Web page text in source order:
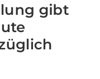
GIBT ES…
gibt